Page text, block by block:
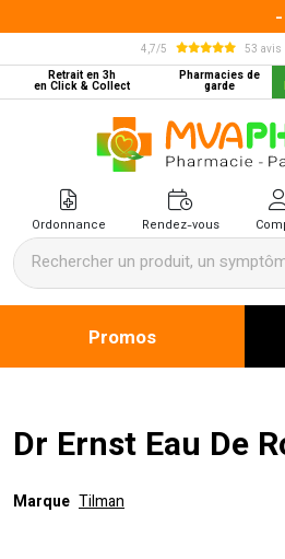
-
4,7/5
53 avis
Retrait en 3h
en Click & Collect
Pharmacies de
garde
Ordonnance Rendez-vous
Promos
Dr Ernst Eau De
Marque Tilman